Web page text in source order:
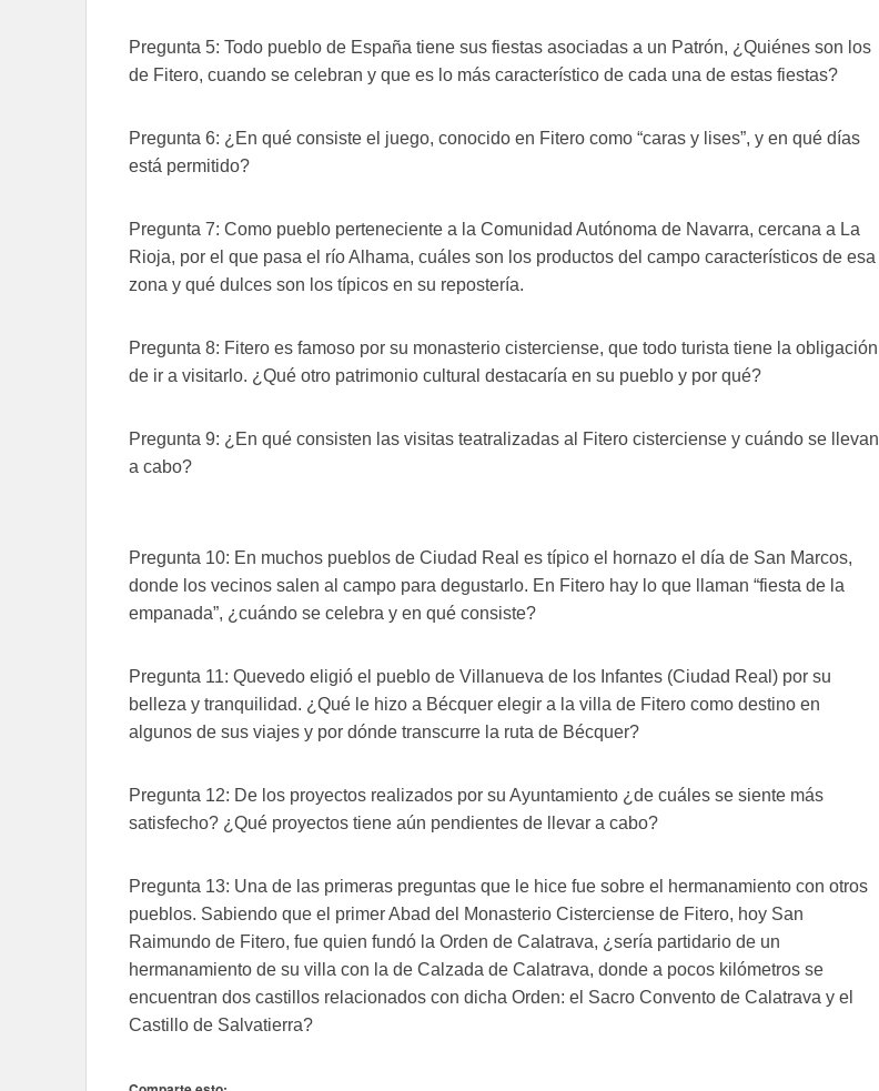
Pregunta 5: Todo pueblo de España tiene sus fiestas asociadas a un Patrón, ¿Quiénes son los
de Fitero, cuando se celebran y que es lo más característico de cada una de estas fiestas?
Pregunta 6: ¿En qué consiste el juego, conocido en Fitero como “caras y lises”, y en qué días
está permitido?
Pregunta 7: Como pueblo perteneciente a la Comunidad Autónoma de Navarra, cercana a La
Rioja, por el que pasa el río Alhama, cuáles son los productos del campo característicos de esa
zona y qué dulces son los típicos en su repostería.
Pregunta 8: Fitero es famoso por su monasterio cisterciense, que todo turista tiene la obligación
de ir a visitarlo. ¿Qué otro patrimonio cultural destacaría en su pueblo y por qué?
Pregunta 9: ¿En qué consisten las visitas teatralizadas al Fitero cisterciense y cuándo se llevan
a cabo?
Pregunta 10: En muchos pueblos de Ciudad Real es típico el hornazo el día de San Marcos,
donde los vecinos salen al campo para degustarlo. En Fitero hay lo que llaman “fiesta de la
empanada”, ¿cuándo se celebra y en qué consiste?
Pregunta 11: Quevedo eligió el pueblo de Villanueva de los Infantes (Ciudad Real) por su
belleza y tranquilidad. ¿Qué le hizo a Bécquer elegir a la villa de Fitero como destino en
algunos de sus viajes y por dónde transcurre la ruta de Bécquer?
Pregunta 12: De los proyectos realizados por su Ayuntamiento ¿de cuáles se siente más
satisfecho? ¿Qué proyectos tiene aún pendientes de llevar a cabo?
Pregunta 13: Una de las primeras preguntas que le hice fue sobre el hermanamiento con otros
pueblos. Sabiendo que el primer Abad del Monasterio Cisterciense de Fitero, hoy San
Raimundo de Fitero, fue quien fundó la Orden de Calatrava, ¿sería partidario de un
hermanamiento de su villa con la de Calzada de Calatrava, donde a pocos kilómetros se
encuentran dos castillos relacionados con dicha Orden: el Sacro Convento de Calatrava y el
Castillo de Salvatierra?